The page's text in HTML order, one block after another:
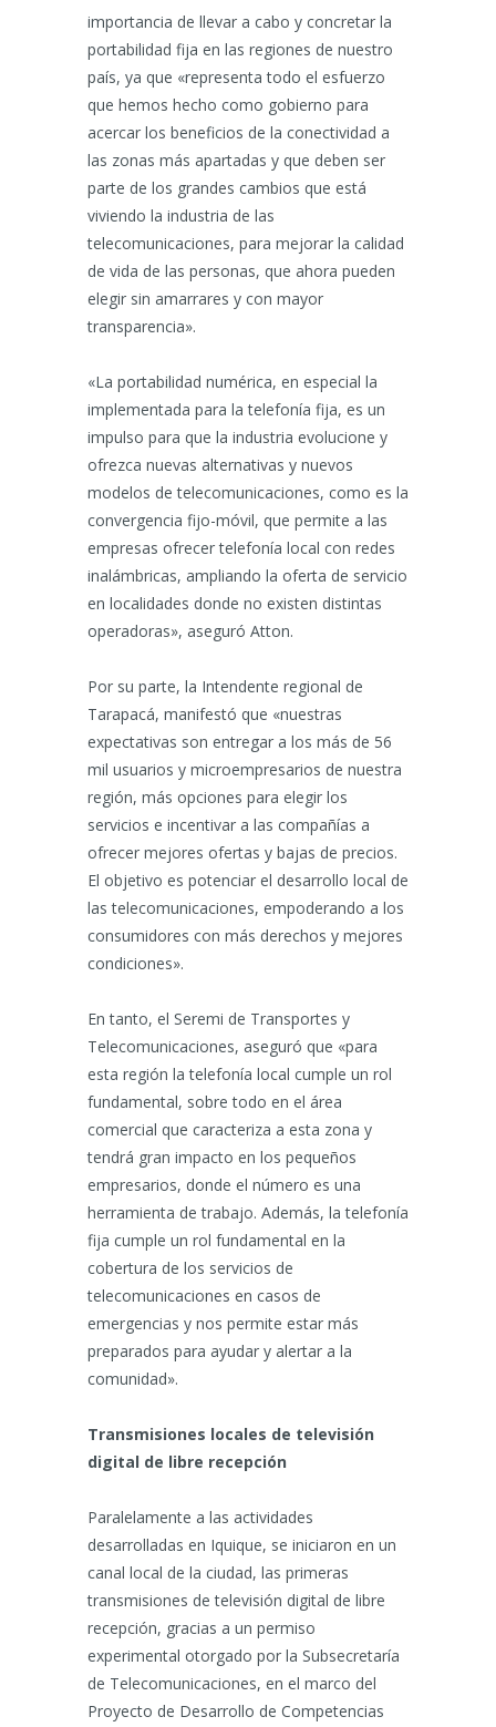
importancia de llevar a cabo y concretar la
portabilidad fija en las regiones de nuestro
país, ya que «representa todo el esfuerzo
que hemos hecho como gobierno para
acercar los beneficios de la conectividad a
las zonas más apartadas y que deben ser
parte de los grandes cambios que está
viviendo la industria de las
telecomunicaciones, para mejorar la calidad
de vida de las personas, que ahora pueden
elegir sin amarrares y con mayor
transparencia».
«La portabilidad numérica, en especial la
implementada para la telefonía fija, es un
impulso para que la industria evolucione y
ofrezca nuevas alternativas y nuevos
modelos de telecomunicaciones, como es la
convergencia fijo-móvil, que permite a las
empresas ofrecer telefonía local con redes
inalámbricas, ampliando la oferta de servicio
en localidades donde no existen distintas
operadoras», aseguró Atton.
Por su parte, la Intendente regional de
Tarapacá, manifestó que «nuestras
expectativas son entregar a los más de 56
mil usuarios y microempresarios de nuestra
región, más opciones para elegir los
servicios e incentivar a las compañías a
ofrecer mejores ofertas y bajas de precios.
El objetivo es potenciar el desarrollo local de
las telecomunicaciones, empoderando a los
consumidores con más derechos y mejores
condiciones».
En tanto, el Seremi de Transportes y
Telecomunicaciones, aseguró que «para
esta región la telefonía local cumple un rol
fundamental, sobre todo en el área
comercial que caracteriza a esta zona y
tendrá gran impacto en los pequeños
empresarios, donde el número es una
herramienta de trabajo. Además, la telefonía
fija cumple un rol fundamental en la
cobertura de los servicios de
telecomunicaciones en casos de
emergencias y nos permite estar más
preparados para ayudar y alertar a la
comunidad».
Transmisiones locales de televisión
digital de libre recepción
Paralelamente a las actividades
desarrolladas en Iquique, se iniciaron en un
canal local de la ciudad, las primeras
transmisiones de televisión digital de libre
recepción, gracias a un permiso
experimental otorgado por la Subsecretaría
de Telecomunicaciones, en el marco del
Proyecto de Desarrollo de Competencias